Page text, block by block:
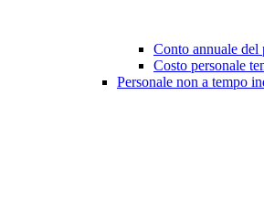
Conto annuale del
Costo personale
Personale non a tempo